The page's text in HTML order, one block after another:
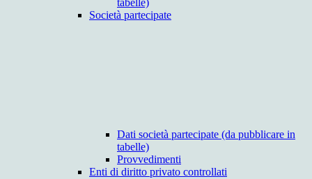
tabelle)
Società partecipate
Dati società partecipate (da pubblicare in
tabelle)
Provvedimenti
Enti di diritto privato controllati